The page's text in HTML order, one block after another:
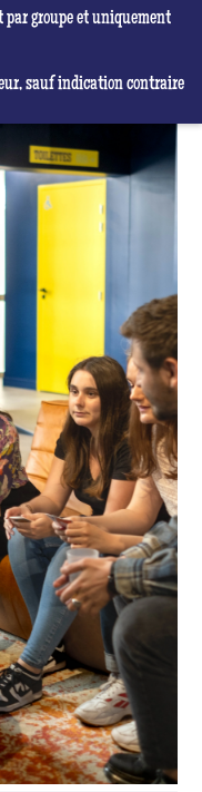
par groupe et uniquement
sauf indication contraire